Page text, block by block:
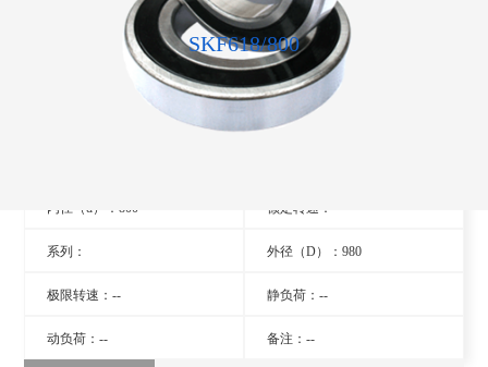
SKF618/800
旧型号：- -
内径（d）：800 额定转速：- -
系列： 外径（D）：980
极限转速：-- 静负荷：--
动负荷：-- 备注：--